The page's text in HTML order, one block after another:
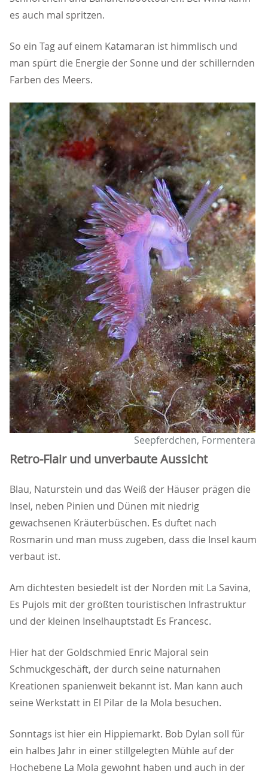
es auch mal spritzen.
So ein Tag auf einem Katamaran ist himmlisch und
man spürt die Energie der Sonne und der schillernden
Farben des Meers.
Seepferdchen, Formentera
Retro-Flair und unverbaute Aussicht
Blau, Naturstein und das Weiß der Häuser prägen die
Insel, neben Pinien und Dünen mit niedrig
gewachsenen Kräuterbüschen. Es duftet nach
Rosmarin und man muss zugeben, dass die Insel kaum
verbaut ist.
Am dichtesten besiedelt ist der Norden mit La Savina,
Es Pujols mit der größten touristischen Infrastruktur
und der kleinen Inselhauptstadt Es Francesc.
Hier hat der Goldschmied Enric Majoral sein
Schmuckgeschäft, der durch seine naturnahen
Kreationen spanienweit bekannt ist. Man kann auch
seine Werkstatt in El Pilar de la Mola besuchen.
Sonntags ist hier ein Hippiemarkt. Bob Dylan soll für
ein halbes Jahr in einer stillgelegten Mühle auf der
Hochebene La Mola gewohnt haben und auch in der